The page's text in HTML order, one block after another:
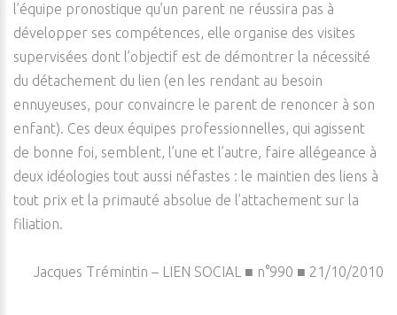
l’équipe pronostique qu’un parent ne réussira pas à
développer ses compétences, elle organise des visites
supervisées dont l’objectif est de démontrer la nécessité
du détachement du lien (en les rendant au besoin
ennuyeuses, pour convaincre le parent de renoncer à son
enfant). Ces deux équipes professionnelles, qui agissent
de bonne foi, semblent, l’une et l’autre, faire allégeance à
deux idéologies tout aussi néfastes : le maintien des liens à
tout prix et la primauté absolue de l’attachement sur la
filiation.
Jacques Trémintin – LIEN SOCIAL ■ n°990 ■ 21/10/2010